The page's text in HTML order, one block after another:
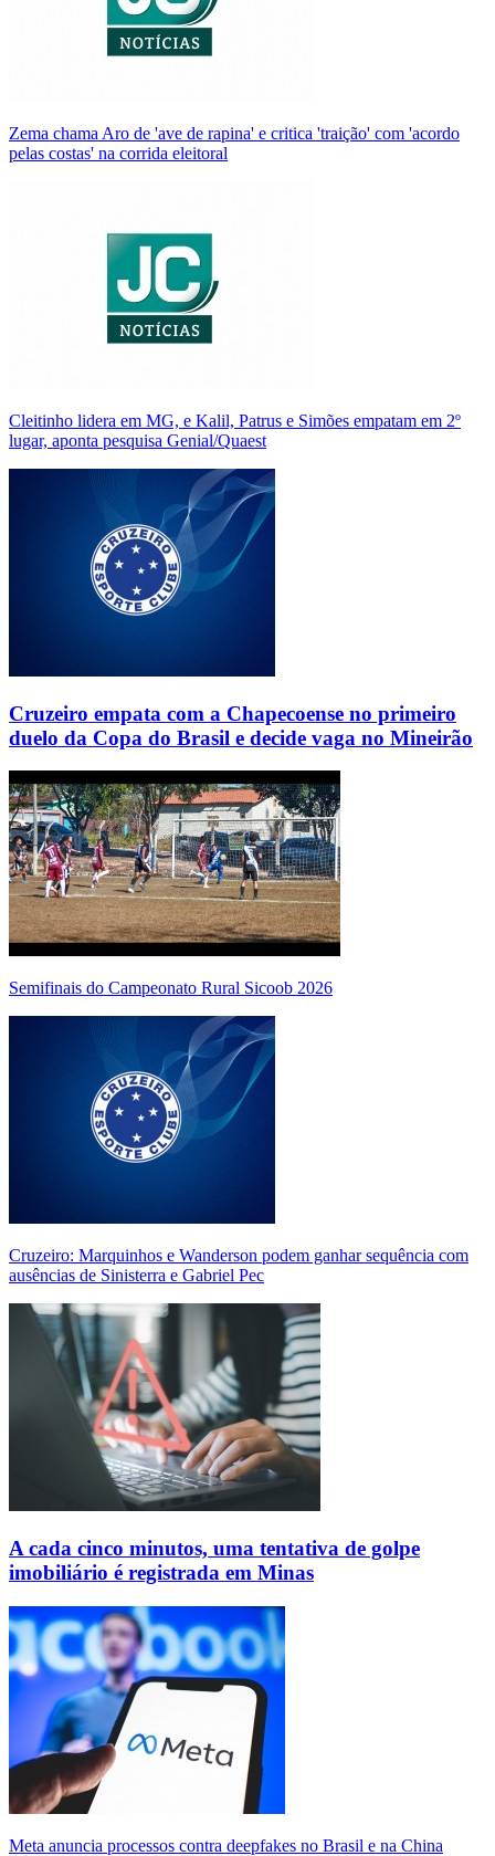
Zema chama Aro de 'ave de rapina' e critica 'traição' com 'acordo
pelas costas' na corrida eleitoral
Cleitinho lidera em MG, e Kalil, Patrus e Simões empatam em 2º
lugar, aponta pesquisa Genial/Quaest
Cruzeiro empata com a Chapecoense no primeiro
duelo da Copa do Brasil e decide vaga no Mineirão
Semifinais do Campeonato Rural Sicoob 2026
Cruzeiro: Marquinhos e Wanderson podem ganhar sequência com
ausências de Sinisterra e Gabriel Pec
A cada cinco minutos, uma tentativa de golpe
imobiliário é registrada em Minas
Meta anuncia processos contra deepfakes no Brasil e na China